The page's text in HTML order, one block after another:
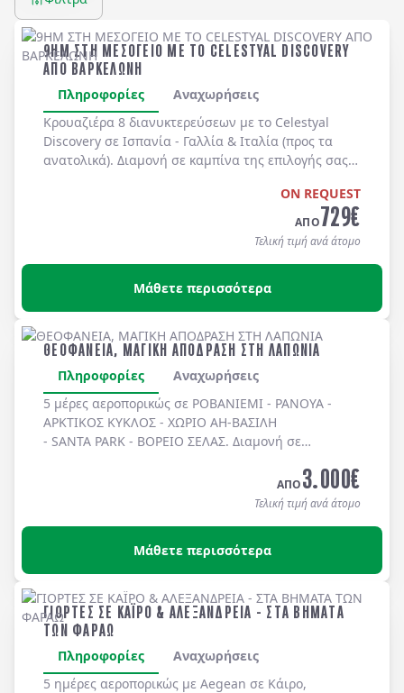
9ΗΜ ΣΤΗ ΜΕΣΟΓΕΙΟ ΜΕ ΤΟ CELESTYAL DISCOVERY
ΑΠΟ ΒΑΡΚΕΛΩΝΗ
Πληροφορίες
Αναχωρήσεις
Κρουαζιέρα 8 διανυκτερεύσεων με το Celestyal
Discovery σε Ισπανία - Γαλλία & Ιταλία (προς τα
ανατολικά). Διαμονή σε καμπίνα της επιλογής σας
ON REQUEST
ΑΠΟ729€
Τελική τιμή ανά άτομο
Μάθετε περισσότερα
ΘΕΟΦΑΝΕΙΑ, ΜΑΓΙΚΗ ΑΠΟΔΡΑΣΗ ΣΤΗ ΛΑΠΩΝΙΑ
Πληροφορίες
Αναχωρήσεις
5 μέρες αεροπορικώς σε ΡΟΒΑΝΙΕΜΙ - ΡΑΝΟΥΑ -
ΑΡΚΤΙΚΟΣ ΚΥΚΛΟΣ - ΧΩΡΙΟ ΑΗ-ΒΑΣΙΛΗ
- SANTA PARK - ΒΟΡΕΙΟ ΣΕΛΑΣ. Διαμονή σε
ΑΠΟ3.000€
Τελική τιμή ανά άτομο
Μάθετε περισσότερα
ΓΙΟΡΤΕΣ ΣΕ ΚΑΪΡΟ & ΑΛΕΞΑΝΔΡΕΙΑ - ΣΤΑ ΒΗΜΑΤΑ
ΤΩΝ ΦΑΡΑΩ
Πληροφορίες
Αναχωρήσεις
5 ημέρες αεροπορικώς με Aegean σε Κάιρο,